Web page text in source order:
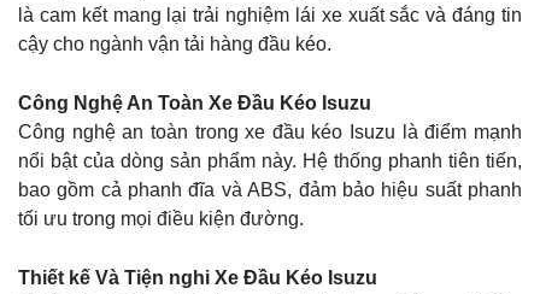
là cam kết mang lại trải nghiệm lái xe xuất sắc và đáng tin
cậy cho ngành vận tải hàng đầu kéo.
Công Nghệ An Toàn Xe Đầu Kéo Isuzu
Công nghệ an toàn trong xe đầu kéo Isuzu là điểm mạnh
nổi bật của dòng sản phẩm này. Hệ thống phanh tiên tiến,
bao gồm cả phanh đĩa và ABS, đảm bảo hiệu suất phanh
tối ưu trong mọi điều kiện đường.
Thiết kế Và Tiện nghi Xe Đầu Kéo Isuzu